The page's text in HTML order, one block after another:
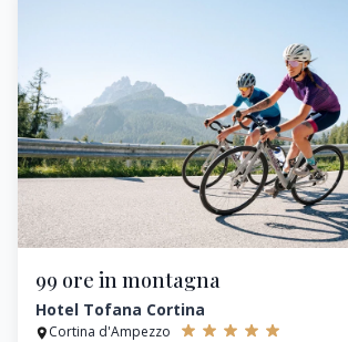
99 ore in montagna
Hotel Tofana Cortina
Cortina d'Ampezzo